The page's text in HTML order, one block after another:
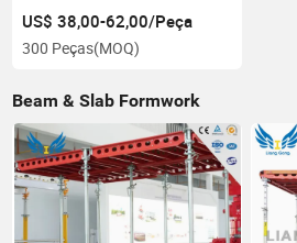
Construção de Edifícios
US$ 38,00-62,00/Peça
300 Peças(MOQ)
Beam & Slab Formwork